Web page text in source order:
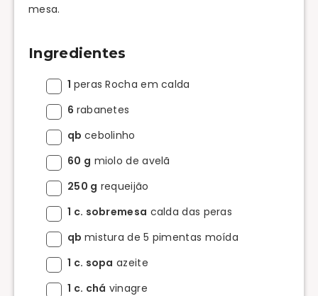
mesa.
Ingredientes
1 peras Rocha em calda
6 rabanetes
qb cebolinho
60 g miolo de avelã
250 g requeijão
1 c. sobremesa calda das peras
qb mistura de 5 pimentas moída
1 c. sopa azeite
1 c. chá vinagre